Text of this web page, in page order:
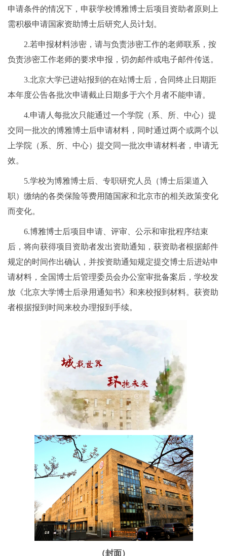
申请条件的情况下，申获学校博雅博士后项目资助者原则上
需积极申请国家资助博士后研究人员计划。
2.若申报材料涉密，请与负责涉密工作的老师联系，按
负责涉密工作老师的要求申报，切勿邮件或电子邮件传送。
3.北京大学已进站报到的在站博士后，合同终止日期距
本年度公告各批次申请截止日期多于六个月者不能申请。
4.申请人每批次只能通过一个学院（系、所、中心）提
交同一批次的博雅博士后申请材料，同时通过两个或两个以
上学院（系、所、中心）提交同一批次申请材料者，申请无
效。
5.学校为博雅博士后、专职研究人员（博士后渠道入
职）缴纳的各类保险等费用随国家和北京市的相关政策变化
而变化。
6.博雅博士后项目申请、评审、公示和审批程序结束
后，将向获得项目资助者发出资助通知，获资助者根据邮件
规定的时间作出确认，并按资助通知规定提交博士后进站申
请材料，全国博士后管理委员会办公室审批备案后，学校发
放《北京大学博士后录用通知书》和来校报到材料。获资助
者根据报到时间来校办理报到手续。
（封面）